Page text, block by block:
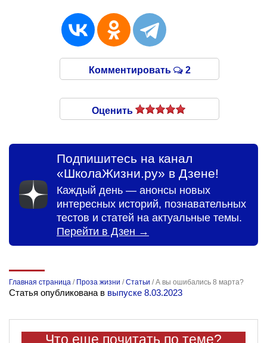
Комментировать 2
Оценить
Подпишитесь на канал
«ШколаЖизни.ру» в Дзене!
Каждый день — анонсы новых
интересных историй, познавательных
тестов и статей на актуальные темы.
Перейти в Дзен →
Главная страница / Проза жизни /Статьи /А вы ошибались 8 марта?
Статья опубликована в выпуске 8.03.2023
Что еще почитать по теме?